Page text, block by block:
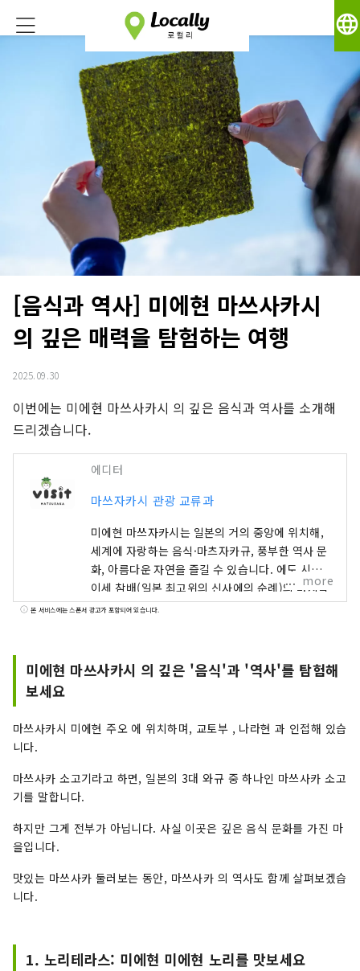
language
[음식과 역사] 미에현 마쓰사카시
의 깊은 매력을 탐험하는 여행
2025.09.30
이번에는 미에현 마쓰사카시 의 깊은 음식과 역사를 소개해
드리겠습니다.
에디터
마쓰자카시 관광 교류과
미에현 마쓰자카시는 일본의 거의 중앙에 위치해,
세계에 자랑하는 음식·마츠자카규, 풍부한 역사 문
화, 아름다운 자연을 즐길 수 있습니다. 에도 시대,
이세 참배(일본 최고위의 신사에의 순례)의 마지막
숙바초였던 마쓰자카는, 많은 사람이나 것이 가는
의 상인에 성공하여 마츠자카에 ​​번영을 가져왔습니
다.
more
본 서비스에는 스폰서 광고가 포함되어 있습니다.
미에현 마쓰사카시 의 깊은 '음식'과 '역사'를 탐험해
보세요
마쓰사카시 미에현 주오 에 위치하며, 교토부 , 나라현 과 인접해 있습
니다.
마쓰사카 소고기라고 하면, 일본의 3대 와규 중 하나인 마쓰사카 소고
기를 말합니다.
하지만 그게 전부가 아닙니다. 사실 이곳은 깊은 음식 문화를 가진 마
을입니다.
맛있는 마쓰사카 둘러보는 동안, 마쓰사카 의 역사도 함께 살펴보겠습
니다.
1. 노리테라스: 미에현 미에현 노리를 맛보세요